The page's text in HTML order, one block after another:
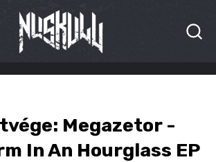
Megazetor -
In An Hourglass EP